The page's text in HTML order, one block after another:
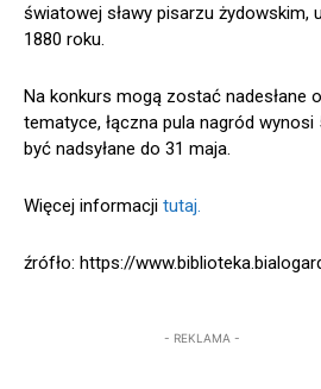
światowej sławy pisarzu żydowskim,
1880 roku.
Na konkurs mogą zostać nadesłane
tematyce, łączna pula nagród wynosi
być nadsyłane do 31 maja.
Więcej informacji tutaj.
źrófło: https://
- REKLAMA -